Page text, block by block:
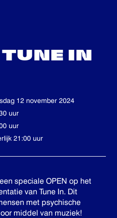
TUNE IN
12 november 2024
uur
uur
21:00 uur
speciale OPEN op het
van Tune In. Dit
met psychische
middel van muziek!